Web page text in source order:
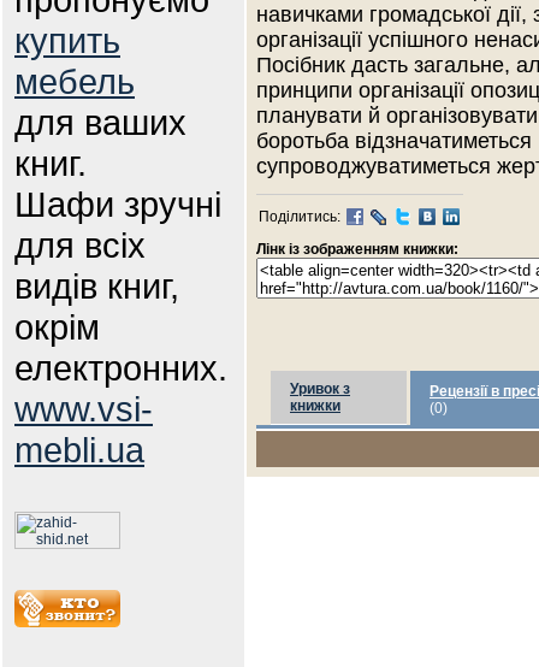
купить
мебель
для ваших
книг.
Шафи зручні
для всіх
видів книг,
окрім
електронних.
www.vsi-
mebli.ua
навичками громадської
організації успішного
Посібник дасть загальне,
принципи організації
планувати й
боротьба
супроводжуватиметься
Поділитись:
Лінк із зображенням книжки:
Уривок з
книжки
Рецензії в пресі
(0)